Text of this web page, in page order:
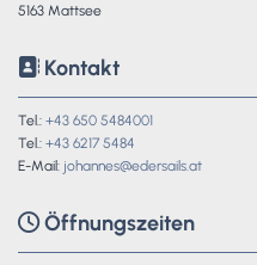
5163 Mattsee
 Kontakt
Tel.: +43 650 5484001
Tel.: +43 6217 5484
E-Mail: johannes@edersails.at
Öffnungszeiten